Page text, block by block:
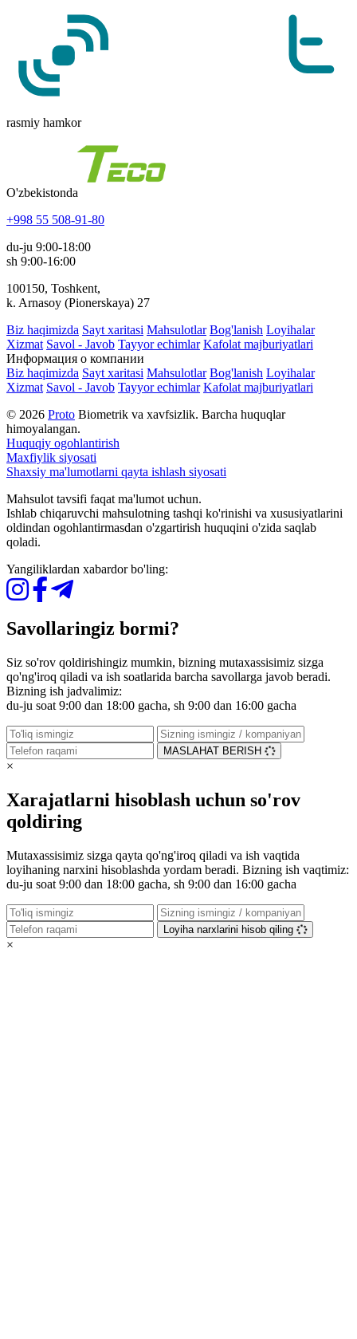
rasmiy hamkor
O'zbekistonda
+998 55 508-91-80
du-ju 9:00-18:00
sh 9:00-16:00
100150, Toshkent,
k. Arnasoy (Pionerskaya) 27
Biz haqimizda Sayt xaritasi Mahsulotlar Bog'lanish Loyihalar
Xizmat Savol - Javob Tayyor echimlar Kafolat majburiyatlari
Информация о компании
Biz haqimizda Sayt xaritasi Mahsulotlar Bog'lanish Loyihalar
Xizmat Savol - Javob Tayyor echimlar Kafolat majburiyatlari
© 2026 Proto Biometrik va xavfsizlik. Barcha huquqlar
himoyalangan.
Huquqiy ogohlantirish
Maxfiylik siyosati
Shaxsiy ma'lumotlarni qayta ishlash siyosati
Mahsulot tavsifi faqat ma'lumot uchun.
Ishlab chiqaruvchi mahsulotning tashqi ko'rinishi va xususiyatlarini
oldindan ogohlantirmasdan o'zgartirish huquqini o'zida saqlab
qoladi.
Yangiliklardan xabardor bo'ling:
Savollaringiz bormi?
Siz so'rov qoldirishingiz mumkin, bizning mutaxassisimiz sizga
qo'ng'iroq qiladi va ish soatlarida barcha savollarga javob beradi.
Bizning ish jadvalimiz:
du-ju soat 9:00 dan 18:00 gacha, sh 9:00 dan 16:00 gacha
MASLAHAT BERISH
×
Xarajatlarni hisoblash uchun so'rov
qoldiring
Mutaxassisimiz sizga qayta qo'ng'iroq qiladi va ish vaqtida
loyihaning narxini hisoblashda yordam beradi. Bizning ish vaqtimiz:
du-ju soat 9:00 dan 18:00 gacha, sh 9:00 dan 16:00 gacha
Loyiha narxlarini hisob qiling
×